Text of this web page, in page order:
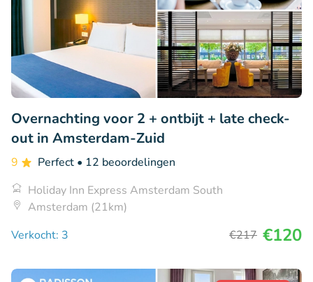
Overnachting voor 2 + ontbijt + late check-
out in Amsterdam-Zuid
9 Perfect • 12 beoordelingen
Holiday Inn Express Amsterdam South
Amsterdam (21km)
Verkocht: 3
€217 €120